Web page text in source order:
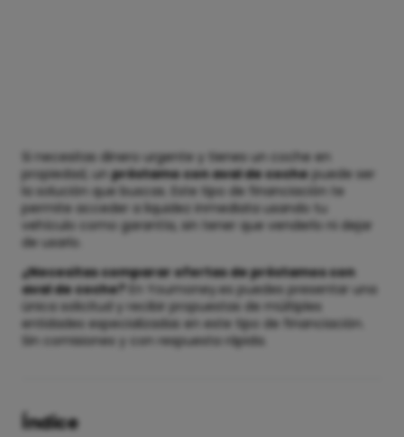
Si necesitas dinero urgente y tienes un coche en
propiedad, unpréstamo con aval de coche puede ser
la solución que buscas. Este tipo de financiación te
permite acceder a liquidez inmediata usando tu
vehículo como garantía, sin tener que venderlo ni dejar
de usarlo.
¿Necesitas comparar ofertas de préstamos con
aval de coche? En Youmoney.es puedes presentar una
única solicitud y recibir propuestas de múltiples
entidades especializadas en este tipo de financiación.
Sin comisiones y con respuesta rápida.
Índice